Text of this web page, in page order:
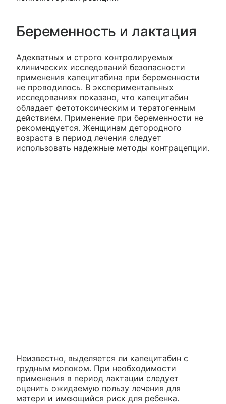
Беременность и лактация
Адекватных и строго контролируемых
клинических исследований безопасности
применения капецитабина при беременности
не проводилось. В экспериментальных
исследованиях показано, что капецитабин
обладает фетотоксическим и тератогенным
действием. Применение при беременности не
рекомендуется. Женщинам детородного
возраста в период лечения следует
использовать надежные методы контрацепции.
Неизвестно, выделяется ли капецитабин с
грудным молоком. При необходимости
применения в период лактации следует
оценить ожидаемую пользу лечения для
матери и имеющийся риск для ребенка.